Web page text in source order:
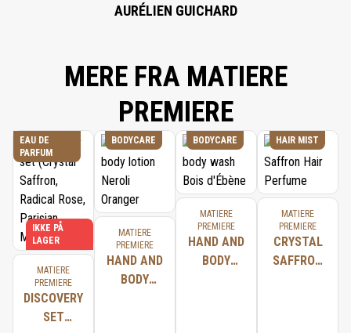
AURÉLIEN GUICHARD
MERE FRA MATIERE
PREMIERE
EAU DE
PARFUM
IKKE PÅ
LAGER
MATIERE
PREMIERE
DISCOVERY
SET
BODYCARE
MATIERE
PREMIERE
HAND AND
BODY
BODYCARE
MATIERE
PREMIERE
HAND AND
BODY
HAIR MIST
MATIERE
PREMIERE
CRYSTAL
SAFFRON